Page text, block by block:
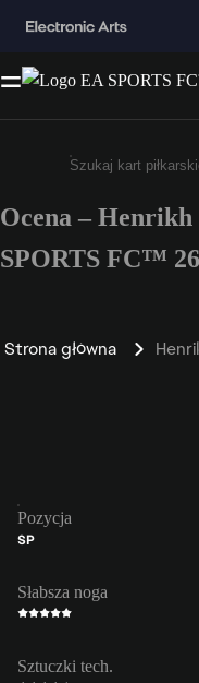
Wpisz co
Ocena –
SPORTS FC™
Strona główna
Pozycja
ŚP
Słabsza noga
Sztuczki tech.